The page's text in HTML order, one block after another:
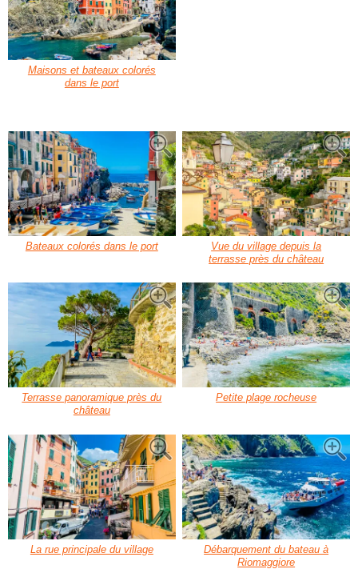
Maisons et bateaux colorés
dans le port
Bateaux colorés dans le port
Vue du village depuis la
terrasse près du château
Terrasse panoramique près du
château
Petite plage rocheuse
La rue principale du village
Débarquement du bateau à
Riomaggiore